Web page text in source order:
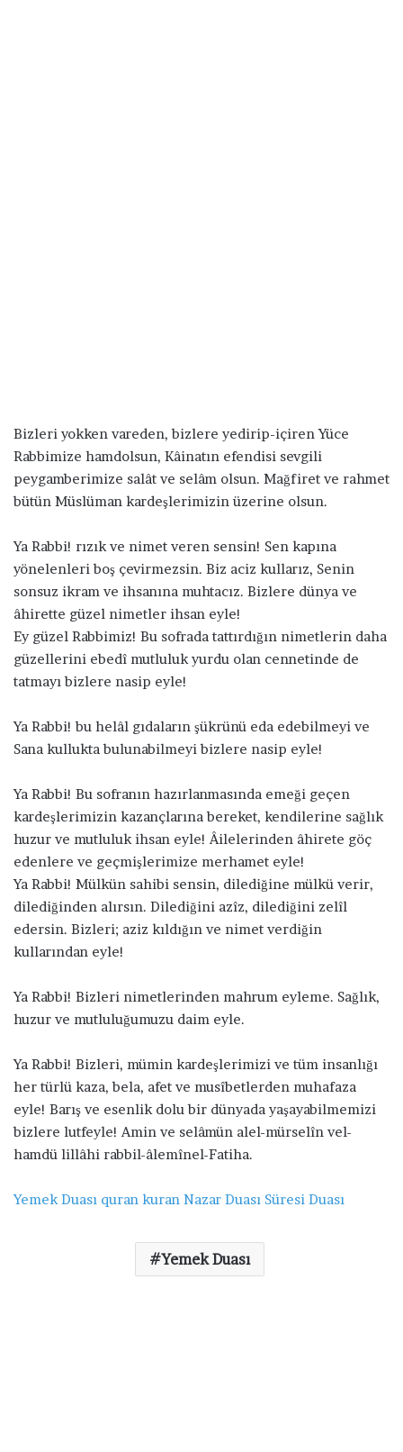
Bizleri yokken vareden, bizlere yedirip-içiren Yüce
Rabbimize hamdolsun, Kâinatın efendisi sevgili
peygamberimize salât ve selâm olsun. Mağfiret ve rahmet
bütün Müslüman kardeşlerimizin üzerine olsun.
Ya Rabbi! rızık ve nimet veren sensin! Sen kapına
yönelenleri boş çevirmezsin. Biz aciz kullarız, Senin
sonsuz ikram ve ihsanına muhtacız. Bizlere dünya ve
âhirette güzel nimetler ihsan eyle!
Ey güzel Rabbimiz! Bu sofrada tattırdığın nimetlerin daha
güzellerini ebedî mutluluk yurdu olan cennetinde de
tatmayı bizlere nasip eyle!
Ya Rabbi! bu helâl gıdaların şükrünü eda edebilmeyi ve
Sana kullukta bulunabilmeyi bizlere nasip eyle!
Ya Rabbi! Bu sofranın hazırlanmasında emeği geçen
kardeşlerimizin kazançlarına bereket, kendilerine sağlık
huzur ve mutluluk ihsan eyle! Âilelerinden âhirete göç
edenlere ve geçmişlerimize merhamet eyle!
Ya Rabbi! Mülkün sahibi sensin, dilediğine mülkü verir,
dilediğinden alırsın. Dilediğini azîz, dilediğini zelîl
edersin. Bizleri; aziz kıldığın ve nimet verdiğin
kullarından eyle!
Ya Rabbi! Bizleri nimetlerinden mahrum eyleme. Sağlık,
huzur ve mutluluğumuzu daim eyle.
Ya Rabbi! Bizleri, mümin kardeşlerimizi ve tüm insanlığı
her türlü kaza, bela, afet ve musîbetlerden muhafaza
eyle! Barış ve esenlik dolu bir dünyada yaşayabilmemizi
bizlere lutfeyle! Amin ve selâmün alel-mürselîn vel-
hamdü lillâhi rabbil-âlemînel-Fatiha.
Yemek Duası quran kuran Nazar Duası Süresi Duası
Yemek Duası